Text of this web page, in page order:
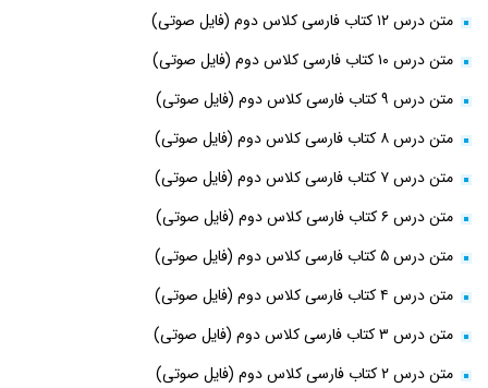
متن درس ۱۲ کتاب فارسی کلاس دوم (فایل صوتی)
متن درس ۱۰ کتاب فارسی کلاس دوم (فایل صوتی)
متن درس ۹ کتاب فارسی کلاس دوم (فایل صوتی)
متن درس ۸ کتاب فارسی کلاس دوم (فایل صوتی)
متن درس ۷ کتاب فارسی کلاس دوم (فایل صوتی)
متن درس ۶ کتاب فارسی کلاس دوم (فایل صوتی)
متن درس ۵ کتاب فارسی کلاس دوم (فایل صوتی)
متن درس ۴ کتاب فارسی کلاس دوم (فایل صوتی)
متن درس ۳ کتاب فارسی کلاس دوم (فایل صوتی)
متن درس ۲ کتاب فارسی کلاس دوم (فایل صوتی)